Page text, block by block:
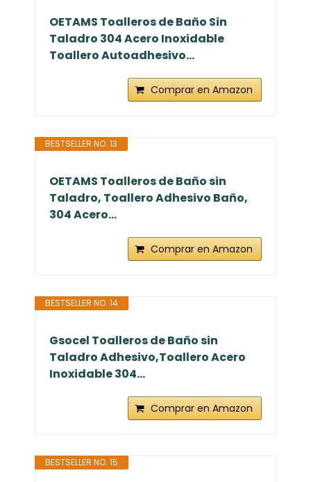
OETAMS Toalleros de Baño Sin
Taladro 304 Acero Inoxidable
Toallero Autoadhesivo...
Comprar en Amazon
BESTSELLER NO. 13
OETAMS Toalleros de Baño sin
Taladro, Toallero Adhesivo Baño,
304 Acero...
Comprar en Amazon
BESTSELLER NO. 14
Gsocel Toalleros de Baño sin
Taladro Adhesivo,Toallero Acero
Inoxidable 304...
Comprar en Amazon
BESTSELLER NO. 15